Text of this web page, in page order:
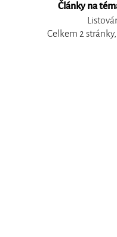
Články na
Celkem 2